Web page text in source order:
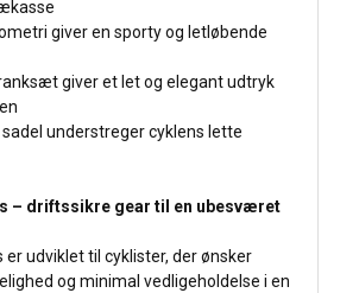
giver en sporty og letløbende
giver et let og elegant udtryk
sadel understreger cyklens lette
– driftssikre gear til en ubesværet
er udviklet til cyklister, der ønsker
og minimal vedligeholdelse i en